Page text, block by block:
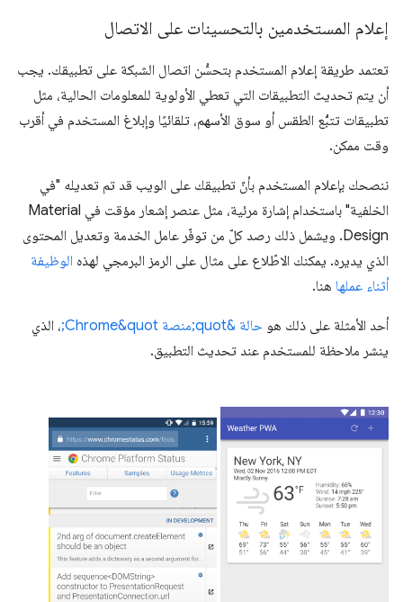
إعلام المستخدمين بالتحسينات على الاتصال
تعتمد طريقة إعلام المستخدم بتحسُّن اتصال الشبكة على تطبيقك. يجب
أن يتم تحديث التطبيقات التي تعطي الأولوية للمعلومات الحالية، مثل
تطبيقات تتبُّع الطقس أو سوق الأسهم، تلقائيًا وإبلاغ المستخدم في أقرب
وقت ممكن.
ننصحك بإعلام المستخدم بأنّ تطبيقك على الويب قد تم تعديله "في
الخلفية" باستخدام إشارة مرئية، مثل عنصر إشعار مؤقت في Material
Design. ويشمل ذلك رصد كلّ من توفّر عامل الخدمة وتعديل المحتوى
الذي يديره. يمكنك الاطّلاع على مثال على الرمز البرمجي لهذه الوظيفة
أثناء عملها هنا.
أحد الأمثلة على ذلك هو حالة &quot;منصة Chrome&quot;
، الذي
ينشر ملاحظة للمستخدم عند تحديث التطبيق.